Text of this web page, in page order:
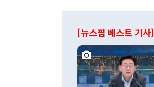
[뉴스핌 베스트 기사]